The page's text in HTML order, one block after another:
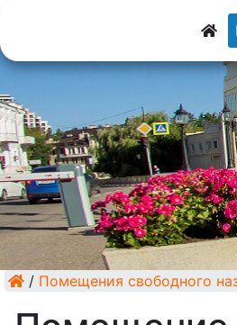
/ Помещения свободного